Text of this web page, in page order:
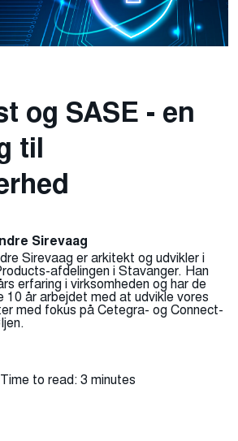
og SASE - en
til
Sirevaag
Sirevaag er arkitekt og udvikler i
afdelingen i Stavanger. Han
erfaring i virksomheden og har de
10 år arbejdet med at udvikle vores
med fokus på Cetegra- og Connect-
Time to read: 3 minutes